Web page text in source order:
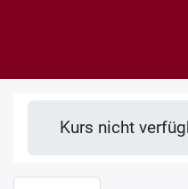
Kurs nicht